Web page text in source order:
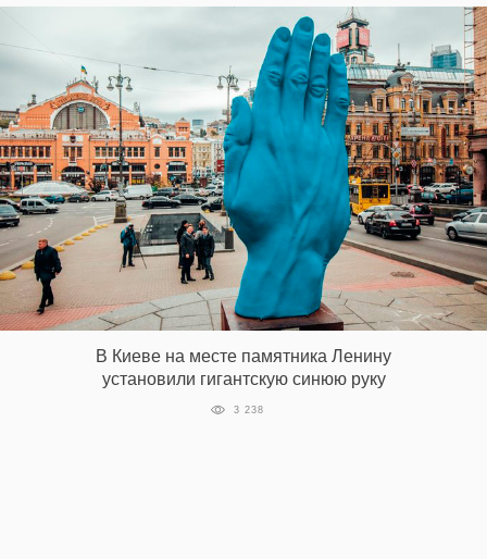
В Киеве на месте памятника Ленину
установили гигантскую синюю руку
3 238